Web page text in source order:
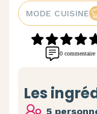
MODE CUISINE
0 commentaire
Les
5